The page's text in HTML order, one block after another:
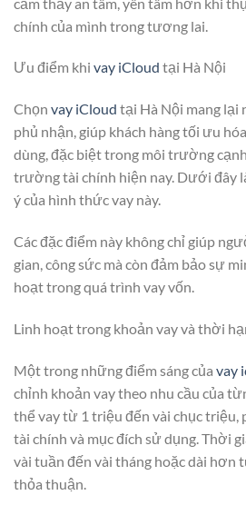
chính của mình trong tương lai.
Ưu điểm khi vay iCloud tại Hà Nội
Chọn vay iCloud tại Hà Nội mang lại
phủ nhận, giúp khách hàng tối ưu
dùng, đặc biệt trong môi trường
trường tài chính hiện nay. Dưới đây
ý của hình thức vay này.
Các đặc điểm này không chỉ giúp
gian, công sức mà còn đảm bảo sự
hoạt trong quá trình vay vốn.
Linh hoạt trong khoản vay và thời
Một trong những điểm sáng của vay
chỉnh khoản vay theo nhu cầu của
thể vay từ 1 triệu đến vài chục triệu,
tài chính và mục đích sử dụng. Thời
vài tuần đến vài tháng hoặc dài hơn
thỏa thuận.